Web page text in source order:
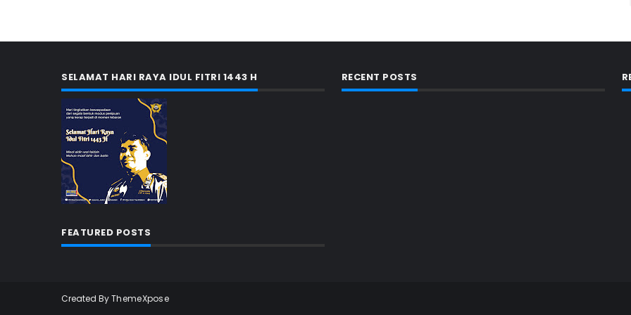
SELAMAT HARI RAYA IDUL FITRI 1443 H
FEATURED POSTS
RECENT POSTS
Created ByThemeXpose